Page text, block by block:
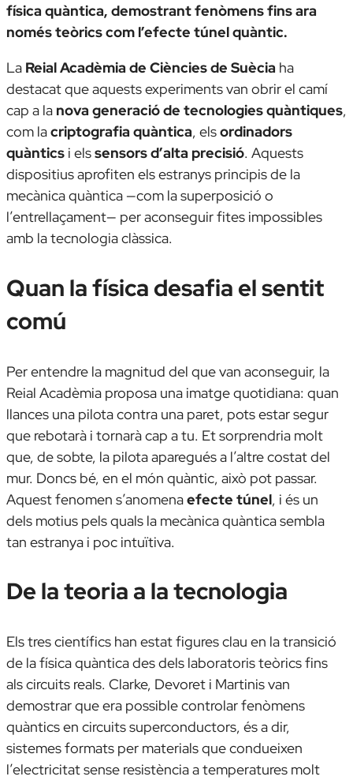
física quàntica, demostrant fenòmens fins ara
només teòrics com l’efecte túnel quàntic.
La Reial Acadèmia de Ciències de Suècia ha
destacat que aquests experiments van obrir el camí
cap a la nova generació de tecnologies quàntiques,
com lacriptografia quàntica, elsordinadors
quàntics i elssensors d’alta precisió. Aquests
dispositius aprofiten els estranys principis de la
mecànica quàntica —com la superposició o
l’entrellaçament— per aconseguir fites impossibles
amb la tecnologia clàssica.
Quan la física desafia el sentit
comú
Per entendre la magnitud del que van aconseguir, la
Reial Acadèmia proposa una imatge quotidiana: quan
llances una pilota contra una paret, pots estar segur
que rebotarà i tornarà cap a tu. Et sorprendria molt
que, de sobte, la pilota aparegués a l’altre costat del
mur. Doncs bé, en el món quàntic, això pot passar.
Aquest fenomen s’anomenaefecte túnel, i és un
dels motius pels quals la mecànica quàntica sembla
tan estranya i poc intuïtiva.
De la teoria a la tecnologia
Els tres científics han estat figures clau en la transició
de la física quàntica des dels laboratoris teòrics fins
als circuits reals. Clarke, Devoret i Martinis van
demostrar que era possible controlar fenòmens
quàntics en circuits superconductors, és a dir,
sistemes formats per materials que condueixen
l’electricitat sense resistència a temperatures molt